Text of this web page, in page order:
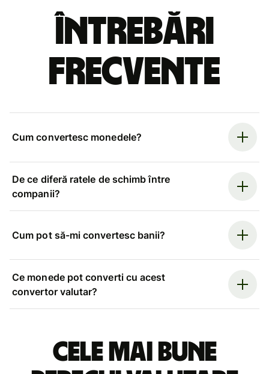
Întrebări
frecvente
Cum convertesc monedele?
De ce diferă ratele de schimb între
companii?
Cum pot să-mi convertesc banii?
Ce monede pot converti cu acest
convertor valutar?
Cele mai bune